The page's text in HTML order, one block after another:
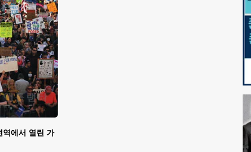
역에서 열린 가